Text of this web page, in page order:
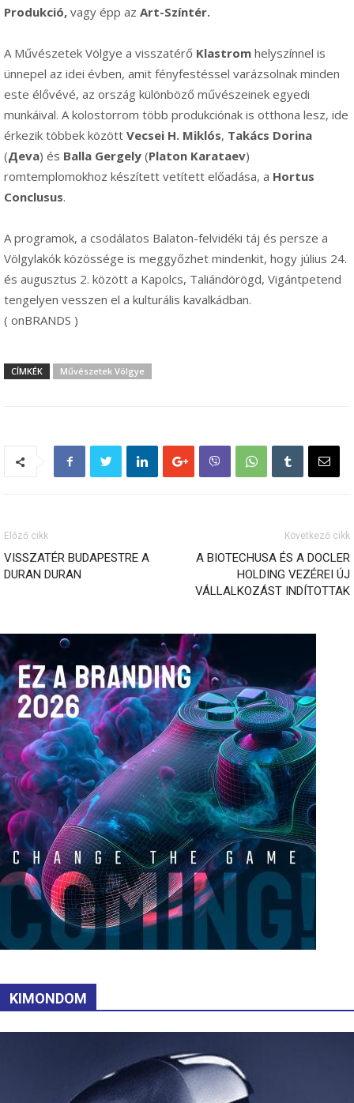
Produkció, vagy épp az Art-Színtér.
A Művészetek Völgye a visszatérő Klastrom helyszínnel is
ünnepel az idei évben, amit fényfestéssel varázsolnak minden
este élővévé, az ország különböző művészeinek egyedi
munkáival. A kolostorrom több produkciónak is otthona lesz, ide
érkezik többek között Vecsei H. Miklós, Takács Dorina
(Дeva) és Balla Gergely (Platon Karataev)
romtemplomokhoz készített vetített előadása, a Hortus
Conclusus.
A programok, a csodálatos Balaton-felvidéki táj és persze a
Völgylakók közössége is meggyőzhet mindenkit, hogy július 24.
és augusztus 2. között a Kapolcs, Taliándörögd, Vigántpetend
tengelyen vesszen el a kulturális kavalkádban.
( onBRANDS )
CÍMKÉK Művészetek Völgye
Előző cikk
VISSZATÉR BUDAPESTRE A
DURAN DURAN
Következő cikk
A BIOTECHUSA ÉS A DOCLER
HOLDING VEZÉREI ÚJ
VÁLLALKOZÁST INDÍTOTTAK
KIMONDOM